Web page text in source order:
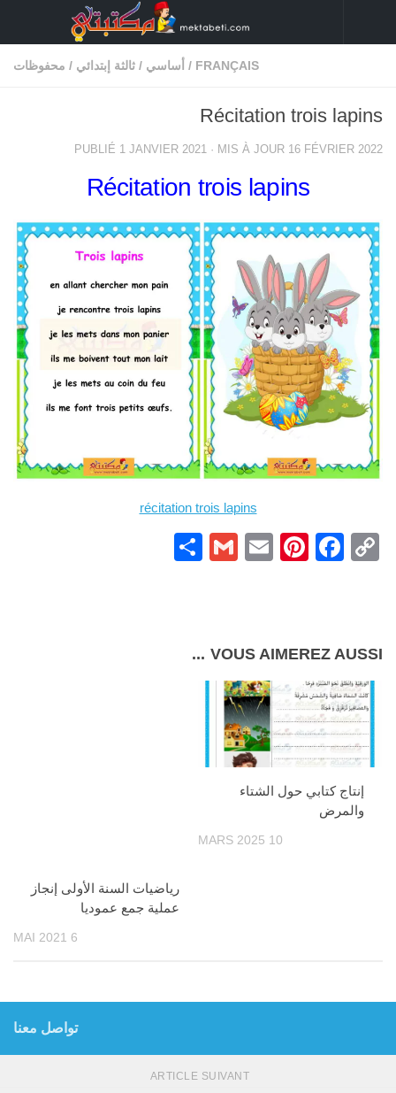
Skip to content
FRANÇAIS
/ أساسي / ثالثة إبتدائي / محفوظات
Récitation trois lapins
PUBLIÉ 1 JANVIER 2021 · MIS À JOUR 16 FÉVRIER 2022
Récitation trois lapins
récitation trois lapins
Copy
Facebook
Pinterest
Email
Gmail
VOUS AIMEREZ AUSSI...
رياضيات السنة الأولى إنجاز
عملية جمع عموديا
6 MAI 2021
إنتاج كتابي حول الشتاء
والمرض
10 MARS 2025
تواصل معنا
ARTICLE SUIVANT